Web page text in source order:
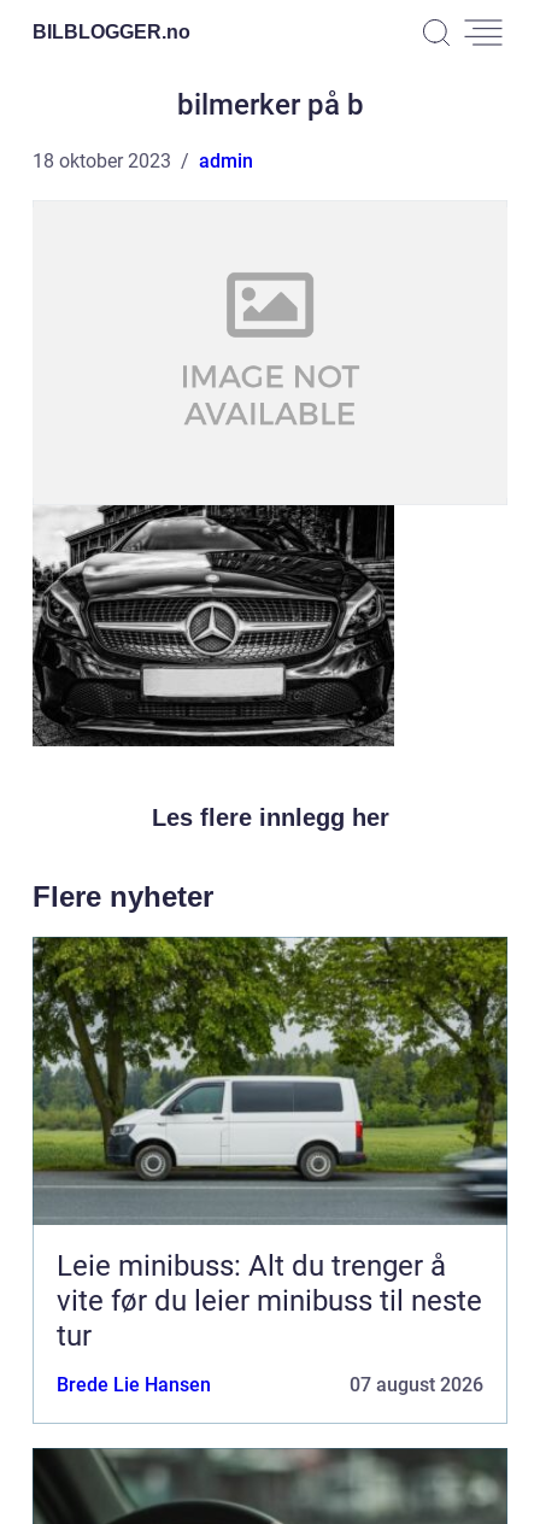
BILBLOGGER.no
bilmerker på b
18 oktober 2023 admin
Les flere innlegg her
Flere nyheter
Leie minibuss: Alt du trenger å
vite før du leier minibuss til neste
tur
Brede Lie Hansen 07 august 2026